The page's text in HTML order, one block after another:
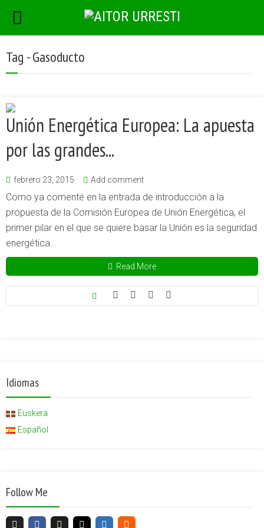
Tag - Gasoducto
Unión Energética Europea: La apuesta
por las grandes...
febrero 23, 2015 Add comment
Como ya comenté en la entrada de introducción a la
propuesta de la Comisión Europea de Unión Energética, el
primer pilar en el que se quiere basar la Unión es la seguridad
energética...
Read More
Idiomas
Euskera
Español
Follow Me